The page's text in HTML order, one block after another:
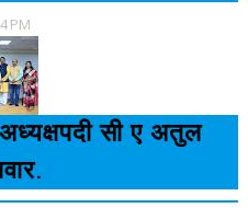
PM
सी ए अतुल